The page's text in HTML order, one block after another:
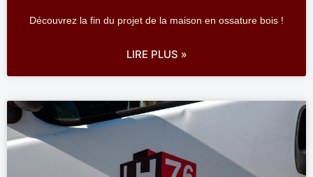
Découvrez la fin du projet de la maison en ossature bois !
LIRE PLUS »